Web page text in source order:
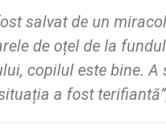
salvat de un
de oțel de la
copilul este bine.
a fost